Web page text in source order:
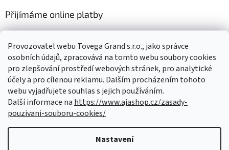
Provozovatel webu Tovega Grand s.r.o., jako správce
osobních údajů, zpracovává na tomto webu soubory cookies
pro zlepšování prostředí webových stránek, pro analytické
účely a pro cílenou reklamu. Dalším procházením tohoto
webu vyjadřujete souhlas s jejich používáním.
Další informace na https://www.ajashop.cz/zasady-
pouzivani-souboru-cookies/
Nastavení
Přijímáme online platby
Nákupní košík
0KS /0 KČ
Vytvořil Shoptet